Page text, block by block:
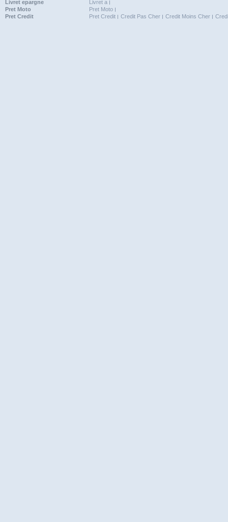
Livret epargne
Livret a
Pret Moto
Pret Moto
Pret Credit
Pret Credit Credit Pas Cher Credit Moins Cher